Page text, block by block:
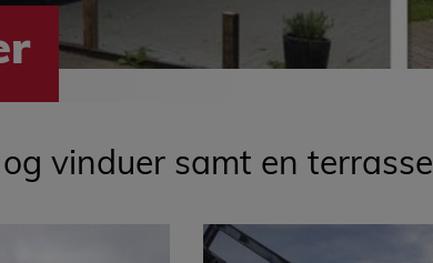
vinduer samt en terrasse​